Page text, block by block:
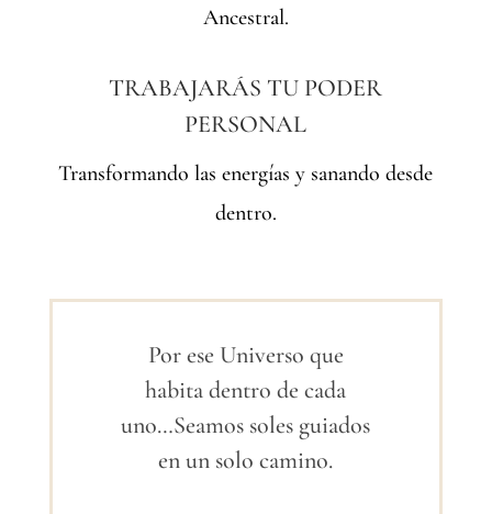
Ancestral.
TRABAJARÁS TU PODER
PERSONAL
Transformando las energías y sanando desde
dentro.
Por ese Universo que
habita dentro de cada
uno…Seamos soles guiados
en un solo camino.